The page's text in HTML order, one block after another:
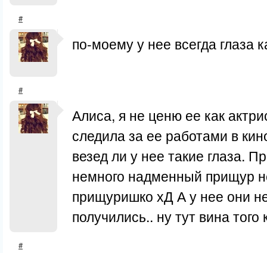
#
по-моему у нее всегда глаза
#
Алиса, я не ценю ее как
следила за ее работами в
везед ли у нее такие глаза.
немного надменный прищур
прищуришко хД А у нее они
получились.. ну тут вина
#